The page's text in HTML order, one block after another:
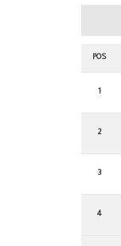
POS
1
2
3
4